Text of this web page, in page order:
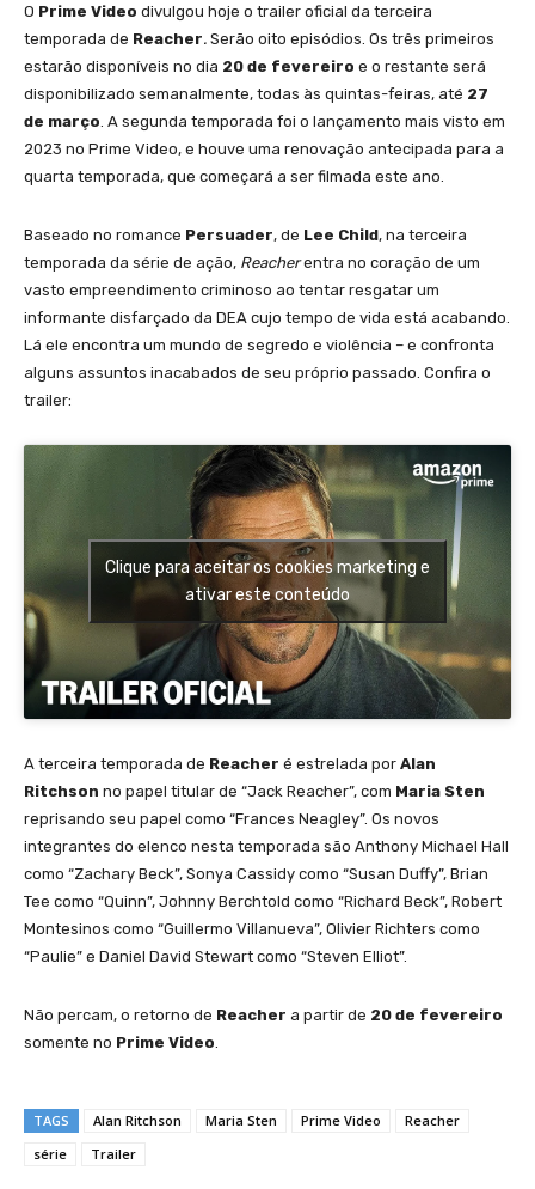
O Prime Video divulgou hoje o trailer oficial da terceira
temporada de Reacher. Serão oito episódios. Os três primeiros
estarão disponíveis no dia 20 de fevereiro e o restante será
disponibilizado semanalmente, todas às quintas-feiras, até 27
de março . A segunda temporada foi o lançamento mais visto em
2023 no Prime Video, e houve uma renovação antecipada para a
quarta temporada, que começará a ser filmada este ano.
Baseado no romance Persuader, de Lee Child, na terceira
temporada da série de ação, Reacherentra no coração de um
vasto empreendimento criminoso ao tentar resgatar um
informante disfarçado da DEA cujo tempo de vida está acabando.
Lá ele encontra um mundo de segredo e violência – e confronta
alguns assuntos inacabados de seu próprio passado. Confira o
trailer:
Clique para aceitar os cookies marketing e
ativar este conteúdo
A terceira temporada de Reacher é estrelada por Alan
Ritchson no papel titular de “Jack Reacher”, com Maria Sten
reprisando seu papel como “Frances Neagley”. Os novos
integrantes do elenco nesta temporada são Anthony Michael Hall
como “Zachary Beck”, Sonya Cassidy como “Susan Duffy”, Brian
Tee como “Quinn”, Johnny Berchtold como “Richard Beck”, Robert
Montesinos como “Guillermo Villanueva”, Olivier Richters como
“Paulie” e Daniel David Stewart como “Steven Elliot”.
Não percam, o retorno de Reacher a partir de 20 de fevereiro
somente no Prime Video.
TAGS Alan Ritchson Maria Sten Prime Video
Reacher
série
Trailer